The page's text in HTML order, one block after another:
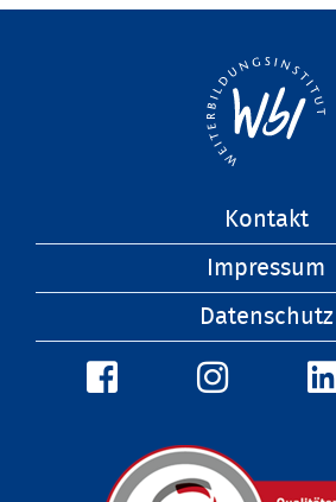
Kontakt
Impressum
Datenschutz